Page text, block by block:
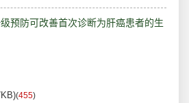
预防可改善首次诊断为肝癌患者的生
(455)